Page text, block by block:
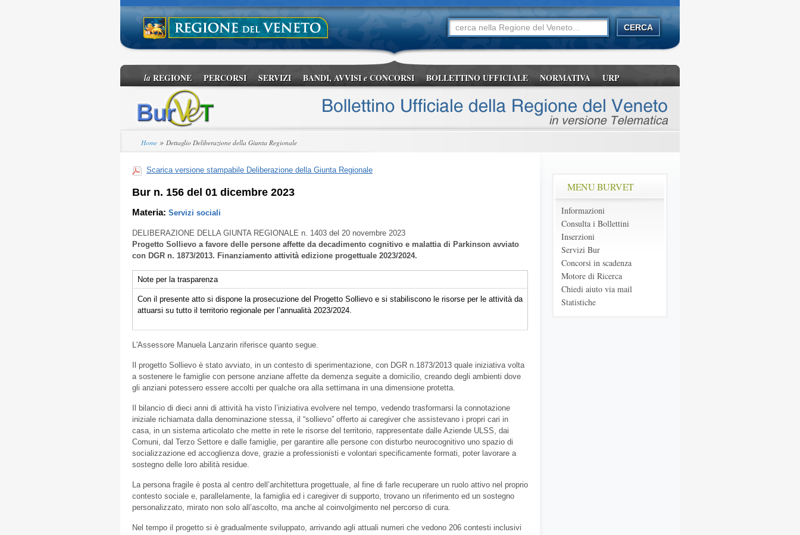
laREGIONE PERCORSI SERVIZI BANDI, AVVISIeCONCORSI BOLLETTINO UFFICIALE NORMATIVA URP
Home » Dettaglio Deliberazione della Giunta Regionale
Scarica versione stampabile Deliberazione della Giunta Regionale
Bur n. 156 del 01 dicembre 2023
Materia: Servizi sociali
DELIBERAZIONE DELLA GIUNTA REGIONALE n. 1403 del 20 novembre 2023
Progetto Sollievo a favore delle persone affette da decadimento cognitivo e malattia di Parkinson avviato
con DGR n. 1873/2013. Finanziamento attività edizione progettuale 2023/2024.
Note per la trasparenza
Con il presente atto si dispone la prosecuzione del Progetto Sollievo e si stabiliscono le risorse per le attività da
attuarsi su tutto il territorio regionale per l’annualità 2023/2024.
L'Assessore Manuela Lanzarin riferisce quanto segue.
Il progetto Sollievo è stato avviato, in un contesto di sperimentazione, con DGR n.1873/2013 quale iniziativa volta
a sostenere le famiglie con persone anziane affette da demenza seguite a domicilio, creando degli ambienti dove
gli anziani potessero essere accolti per qualche ora alla settimana in una dimensione protetta.
Il bilancio di dieci anni di attività ha visto l’iniziativa evolvere nel tempo, vedendo trasformarsi la connotazione
iniziale richiamata dalla denominazione stessa, il “sollievo” offerto ai caregiver che assistevano i propri cari in
casa, in un sistema articolato che mette in rete le risorse del territorio, rappresentate dalle Aziende ULSS, dai
Comuni, dal Terzo Settore e dalle famiglie, per garantire alle persone con disturbo neurocognitivo uno spazio di
socializzazione ed accoglienza dove, grazie a professionisti e volontari specificamente formati, poter lavorare a
sostegno delle loro abilità residue.
La persona fragile è posta al centro dell’architettura progettuale, al fine di farle recuperare un ruolo attivo nel proprio
contesto sociale e, parallelamente, la famiglia ed i caregiver di supporto, trovano un riferimento ed un sostegno
personalizzato, mirato non solo all’ascolto, ma anche al coinvolgimento nel percorso di cura.
Nel tempo il progetto si è gradualmente sviluppato, arrivando agli attuali numeri che vedono 206 contesti inclusivi
MENU BURVET
Informazioni
Consulta i Bollettini
Inserzioni
Servizi Bur
Concorsi in scadenza
Motore di Ricerca
Chiedi aiuto via mail
Statistiche